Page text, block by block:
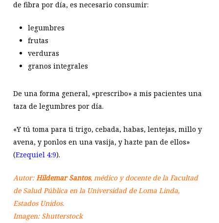
de fibra por día, es necesario consumir:
legumbres
frutas
verduras
granos integrales
De una forma general, «prescribo» a mis pacientes una
taza de legumbres por día.
«Y tú toma para ti trigo, cebada, habas, lentejas, millo y
avena, y ponlos en una vasija, y hazte pan de ellos»
(Ezequiel 4:9).
Autor:Hildemar Santos, médico y docente de la Facultad
de Salud Pública en la Universidad de Loma Linda,
Estados Unidos.
Imagen: Shutterstock